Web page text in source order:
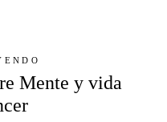
Mente y vida